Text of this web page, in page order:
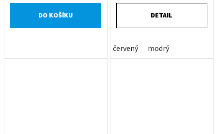
DO KOŠÍKU DETAIL
červený modrý